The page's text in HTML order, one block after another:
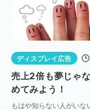
ディスプレイ広告
売上2倍も夢じゃ
めてみよう！
もはや知らない人がい